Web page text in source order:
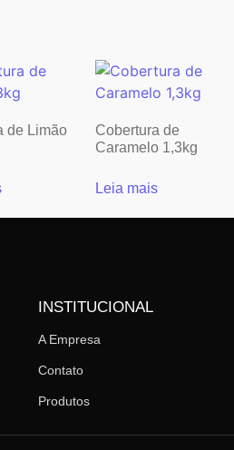
de Limão
Cobertura de
Caramelo 1,3kg
Leia mais
INSTITUCIONAL
A Empresa
Contato
Produtos